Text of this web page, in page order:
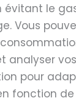
évitant le
Vous
analyser
pour
fonction de